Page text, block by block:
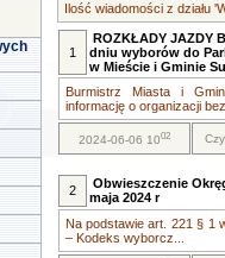
Ilość wiadomości z działu
1
ROZKŁADY JAZDY
dniu wyborów do
w Mieście i Gminie
Burmistrz Miasta i
informację o organizacji
2024-06-06 1002
2
Obwieszczenie
maja 2024 r
Na podstawie art. 221 § 1
– Kodeks wyborcz...